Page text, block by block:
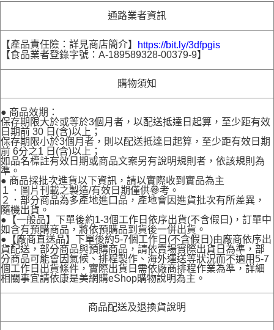
通路業者資訊
【產品責任險：詳見商店簡介】
https://bit.ly/3dfpgis
【食品業者登錄字號：A-189589328-00379-9】
購物須知
● 商品效期：
保存期限大於或等於3個月者，以配送抵達日起算，至少距有效
日期前 30 日(含)以上；
保存期限小於3個月者，則以配送抵達日起算，至少距有效日期
前 6分之1 日(含)以上；
如品名標註有效日期或商品文案另有說明規則者，依該規則為
準。
● 商品採批次進貨以下資訊，請以實際收到實品為主
１．圖片刊載之製造/有效日期僅供參考。
２．部分商品為多產地進口品，產地會因進貨批次有所差異，
隨機出貨。
●【一般品】下單後約1-3個工作日依序出貨(不含假日)，訂單中
如含有預購商品，將依預購品到貨後一併出貨。
●【廠商直送品】下單後約5-7個工作日(不含假日)由廠商依序出
貨配送，部分商品與預購商品，請依賣場實際出貨日為準，部
分商品可能會因氣候、排程製作、海外運送等狀況而不適用5-7
個工作日出貨條件，實際出貨日需依廠商排程作業為準，詳細
相關事宜請依康是美網購eShop購物說明為主。
商品配送及退換貨說明